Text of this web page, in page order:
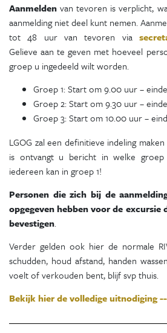
Aanmelden van tevoren is verplicht,
aanmelding niet deel kunt nemen.
tot 48 uur van tevoren via
Gelieve aan te geven met hoeveel
groep u ingedeeld wilt worden.
Groep 1: Start om 9.00 uur –
Groep 2: Start om 9.30 uur –
Groep 3: Start om 10.00 uur –
LGOG zal een definitieve indeling
is ontvangt u bericht in welke
iedereen kan in groep 1!
Personen die zich bij de
opgegeven hebben voor de excursie
bevestigen.
Verder gelden ook hier de normale
schudden, houd afstand, handen
voelt of verkouden bent, blijf svp thuis.
Bekijk hier de volledige uitnodiging